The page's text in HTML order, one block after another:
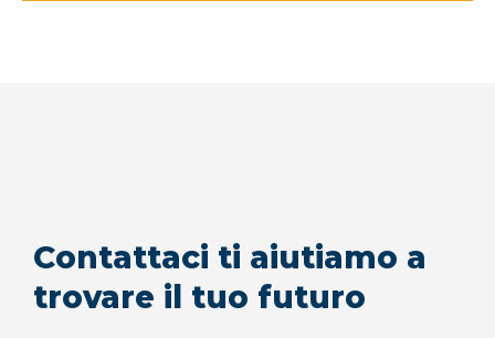
Contattaci ti aiutiamo a
trovare il tuo futuro